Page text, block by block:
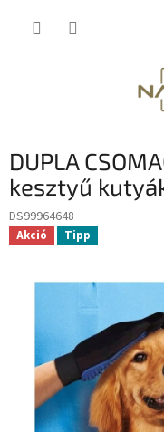
DUPLA
kesztyű
DS99964648
Akció Tipp